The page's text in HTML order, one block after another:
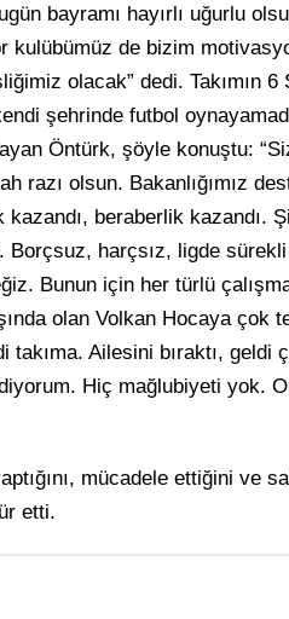
bayramı hayırlı uğurlu
kulübümüz de bizim
olacak” dedi. Takımın 6
şehrinde futbol
Öntürk, şöyle konuştu:
razı olsun. Bakanlığımız
beraberlik kazandı.
harçsız, ligde
Bunun için her türlü
olan Volkan Hocaya çok
Ailesini bıraktı, geldi
Hiç mağlubiyeti yok.
mücadele ettiğini ve
etti.